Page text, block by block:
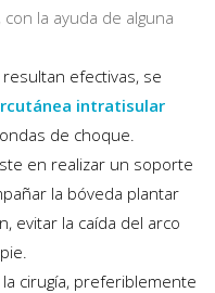
la ayuda de alguna
efectivas, se
intratisular
de choque.
en realizar un soporte
la bóveda plantar
evitar la caída del arco
cirugía, preferiblemente